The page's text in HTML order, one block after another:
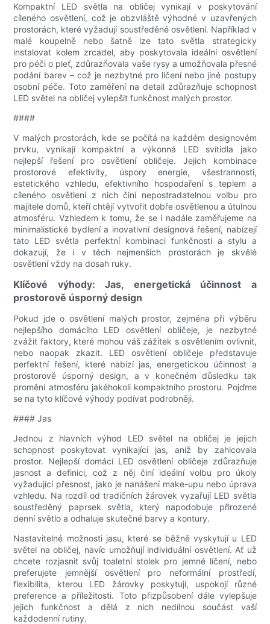
Kompaktní LED světla na obličej vynikají v poskytování
cíleného osvětlení, což je obzvláště výhodné v uzavřených
prostorách, které vyžadují soustředěné osvětlení. Například v
malé koupelně nebo šatně lze tato světla strategicky
instalovat kolem zrcadel, aby poskytovala ideální osvětlení
pro péči o pleť, zdůrazňovala vaše rysy a umožňovala přesné
podání barev – což je nezbytné pro líčení nebo jiné postupy
osobní péče. Toto zaměření na detail zdůrazňuje schopnost
LED světel na obličej vylepšit funkčnost malých prostor.
####
V malých prostorách, kde se počítá na každém designovém
prvku, vynikají kompaktní a výkonná LED svítidla jako
nejlepší řešení pro osvětlení obličeje. Jejich kombinace
prostorové efektivity, úspory energie, všestrannosti,
estetického vzhledu, efektivního hospodaření s teplem a
cíleného osvětlení z nich činí nepostradatelnou volbu pro
majitele domů, kteří chtějí vytvořit dobře osvětlenou a útulnou
atmosféru. Vzhledem k tomu, že se i nadále zaměřujeme na
minimalistické bydlení a inovativní designová řešení, nabízejí
tato LED světla perfektní kombinaci funkčnosti a stylu a
dokazují, že i v těch nejmenších prostorách je skvělé
osvětlení vždy na dosah ruky.
Klíčové výhody: Jas, energetická účinnost a
prostorově úsporný design
Pokud jde o osvětlení malých prostor, zejména při výběru
nejlepšího domácího LED osvětlení obličeje, je nezbytné
zvážit faktory, které mohou váš zážitek s osvětlením ovlivnit,
nebo naopak zkazit. LED osvětlení obličeje představuje
perfektní řešení, které nabízí jas, energetickou účinnost a
prostorově úsporný design, a v konečném důsledku tak
promění atmosféru jakéhokoli kompaktního prostoru. Pojďme
se na tyto klíčové výhody podívat podrobněji.
#### Jas
Jednou z hlavních výhod LED světel na obličej je jejich
schopnost poskytovat vynikající jas, aniž by zahlcovala
prostor. Nejlepší domácí LED osvětlení obličeje zdůrazňuje
jasnost a definici, což z něj činí ideální volbu pro úkoly
vyžadující přesnost, jako je nanášení make-upu nebo úprava
vzhledu. Na rozdíl od tradičních žárovek vyzařují LED světla
soustředěný paprsek světla, který napodobuje přirozené
denní světlo a odhaluje skutečné barvy a kontury.
Nastavitelné možnosti jasu, které se běžně vyskytují u LED
světel na obličej, navíc umožňují individuální osvětlení. Ať už
chcete rozjasnit svůj toaletní stolek pro jemné líčení, nebo
preferujete jemnější osvětlení pro neformální prostředí,
flexibilita, kterou LED žárovky poskytují, uspokojí různé
preference a příležitosti. Toto přizpůsobení dále vylepšuje
jejich funkčnost a dělá z nich nedílnou součást vaší
každodenní rutiny.